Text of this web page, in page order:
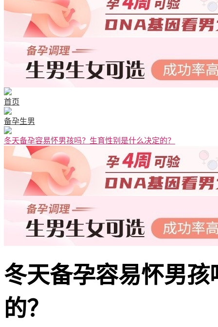
首页
备孕生男
冬天备孕容易怀男孩吗？生育性别是什么决定的？
冬天备孕容易怀男
的？